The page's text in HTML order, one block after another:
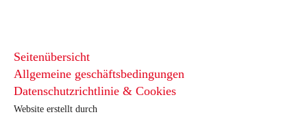
Seitenübersicht
Allgemeine geschäftsbedingungen
Datenschutzrichtlinie & Cookies
Website erstellt durch